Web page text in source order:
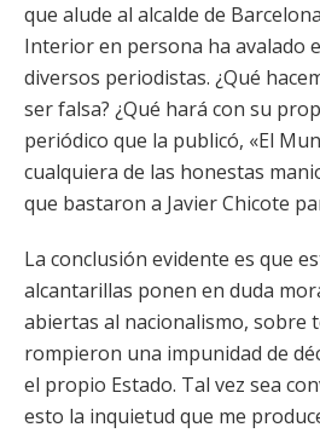
que alude al alcalde de
Interior en persona ha avalado
diversos periodistas. ¿Qué
ser falsa? ¿Qué hará con su
periódico que la publicó, «El
cualquiera de las honestas
que bastaron a Javier Chicote
La conclusión evidente es que
alcantarillas ponen en duda
abiertas al nacionalismo, sobre
rompieron una impunidad de
el propio Estado. Tal vez sea
esto la inquietud que me